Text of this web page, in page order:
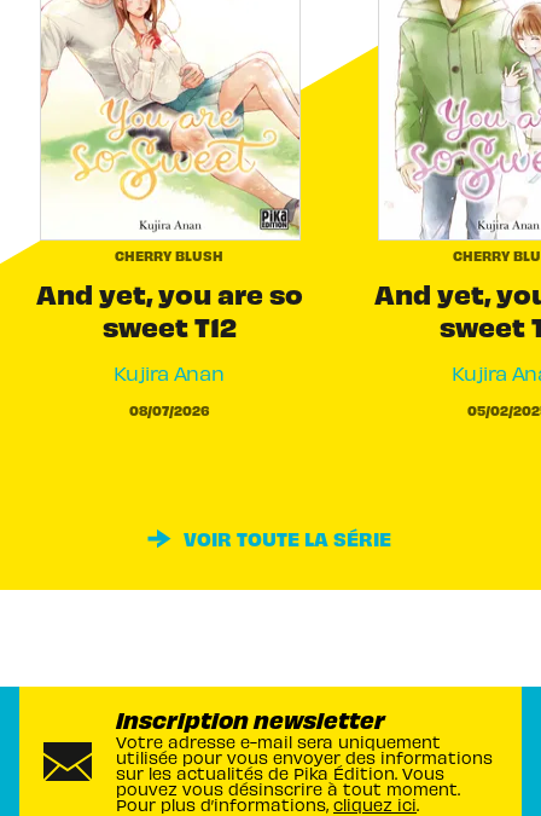
CHERRY BLUSH
And yet, you are so
sweet T12
Kujira Anan
08/07/2026
CHERRY
And yet,
sweet
Kujira
05/02/
VOIR TOUTE LA SÉRIE
Inscription newsletter
Votre adresse e-mail sera uniquement
utilisée pour vous envoyer des informations
sur les actualités de Pika Édition. Vous
pouvez vous désinscrire à tout moment.
Pour plus d’informations, cliquez ici.